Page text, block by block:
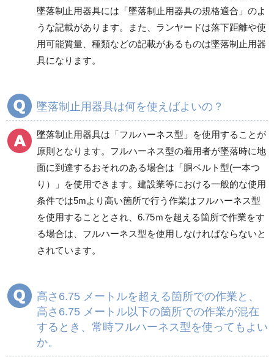
ラクボNシステム
墜落制止用器具には「墜落制止用器具の規格適合」のよ
うな記載があります。また、ランヤードは落下距離や使
用可能質量、種類などの記載があるものは墜落制止用器
具になります。
墜落制止用器具は何を使えばよいの？
墜落制止用器具は「フルハーネス型」を使用することが
原則となります。フルハーネス型の着用者が墜落時に地
面に到達するおそれのある場合は「胴ベルト型(一本つ
り）」を使用できます。建設業等における一般的な使用
条件では5mより高い箇所で行う作業はフルハーネス型
を使用することとされ、6.75ｍを超える箇所で作業をす
る場合は、フルハーネス型を使用しなければならないと
されています。
高さ6.75 メートルを超える箇所での作業と、
高さ6.75 メートル以下の箇所での作業が混在
するとき、常時フルハーネス型を使ってもよい
か。